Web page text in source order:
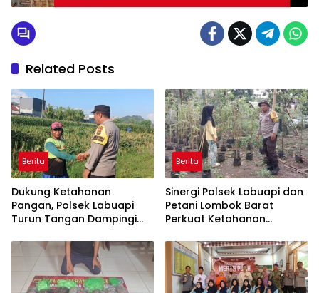
Related Posts
Berita
Dukung Ketahanan
Pangan, Polsek Labuapi
Turun Tangan Dampingi
Bongkot
Berita
Sinergi Polsek Labuapi dan
Petani Lombok Barat
Perkuat Ketahanan